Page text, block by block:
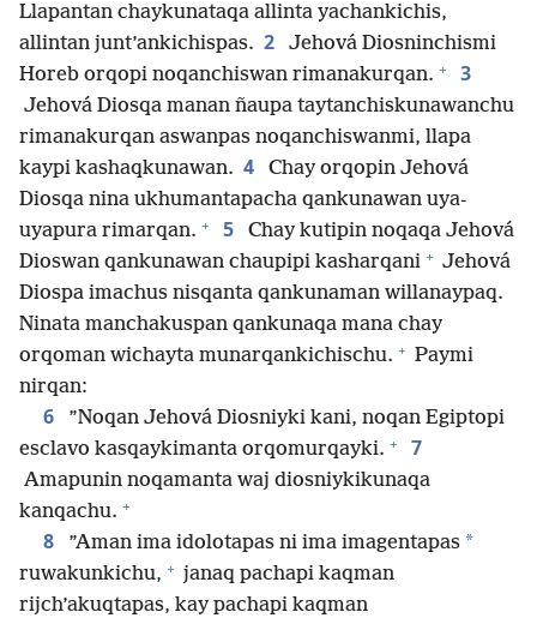
Llapantan chaykunataqa allinta yachankichis,
allintan junt’ankichispas. 2
Jehová Diosninchismi
Horeb orqopi noqanchiswan rimanakurqan. + 3
Jehová Diosqa manan ñaupa taytanchiskunawanchu
rimanakurqan aswanpas noqanchiswanmi, llapa
kaypi kashaqkunawan. 4
Chay orqopin Jehová
Diosqa nina ukhumantapacha qankunawan uya-
uyapura rimarqan. + 5
Chay kutipin noqaqa Jehová
Dioswan qankunawan chaupipi kasharqani + Jehová
Diospa imachus nisqanta qankunaman willanaypaq.
Ninata manchakuspan qankunaqa mana chay
orqoman wichayta munarqankichischu. + Paymi
nirqan:
6
”Noqan Jehová Diosniyki kani, noqan Egiptopi
esclavo kasqaykimanta orqomurqayki. + 7
Amapunin noqamanta waj diosniykikunaqa
kanqachu. +
8 ”Aman ima idolotapas ni ima imagentapas *
ruwakunkichu, + janaq pachapi kaqman
rijch’akuqtapas, kay pachapi kaqman